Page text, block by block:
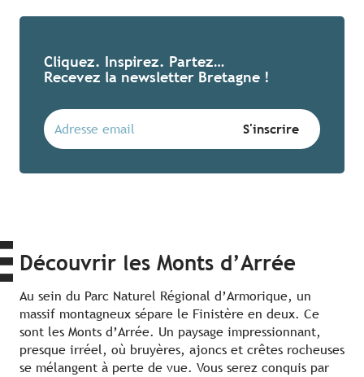
Cliquez. Inspirez. Partez…
Recevez la newsletter Bretagne !
Découvrir les Monts d’Arrée
Au sein du Parc Naturel Régional d’Armorique, un
massif montagneux sépare le Finistère en deux. Ce
sont les Monts d’Arrée. Un paysage impressionnant,
presque irréel, où bruyères, ajoncs et crêtes rocheuses
se mélangent à perte de vue. Vous serez conquis par